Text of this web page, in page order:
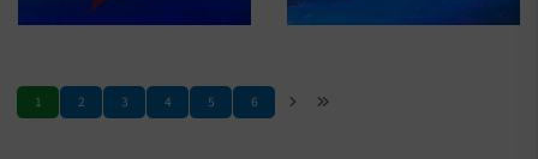
1 2 3 4 5 6